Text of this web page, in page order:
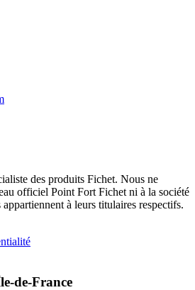
des produits Fichet. Nous ne
officiel Point Fort Fichet ni à la société
à leurs titulaires respectifs.
de-France